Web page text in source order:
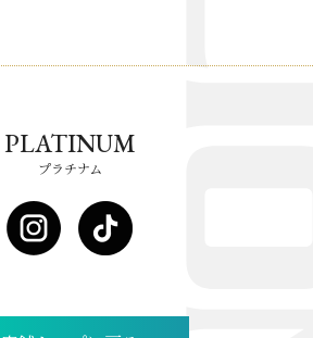
PLATINUM
プラチナム